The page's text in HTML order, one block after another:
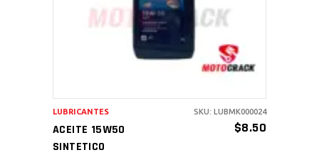
ACEITE 15W50
SINTETICO
$8.50
LUBRICANTES SKU: LUBMK000024